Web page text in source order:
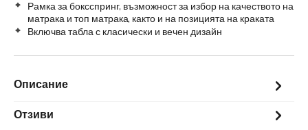
Рамка за боксспринг, възможност за избор на качеството на
матрака и топ матрака, както и на позицията на краката
Включва табла с класически и вечен дизайн
Описание
Отзиви